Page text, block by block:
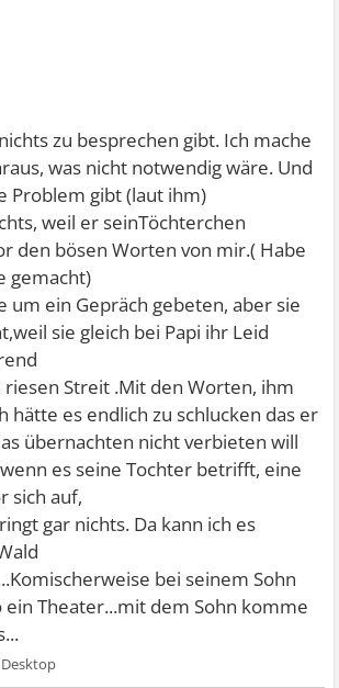
zu besprechen gibt. Ich mache
was nicht notwendig wäre. Und
Problem gibt (laut ihm)
weil er seinTöchterchen
den bösen Worten von mir.( Habe
gemacht)
um ein Gepräch gebeten, aber sie
sie gleich bei Papi ihr Leid
Streit .Mit den Worten, ihm
hätte es endlich zu schlucken das er
übernachten nicht verbieten will
es seine Tochter betrifft, eine
sich auf,
gar nichts. Da kann ich es
bei seinem Sohn
ein Theater...mit dem Sohn komme